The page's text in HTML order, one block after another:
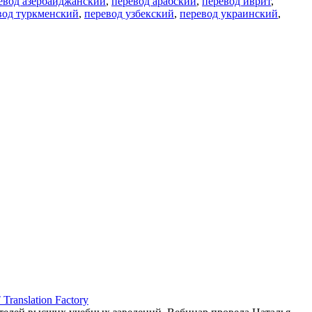
туркменский, перевод узбекский, перевод украинский,
Factory